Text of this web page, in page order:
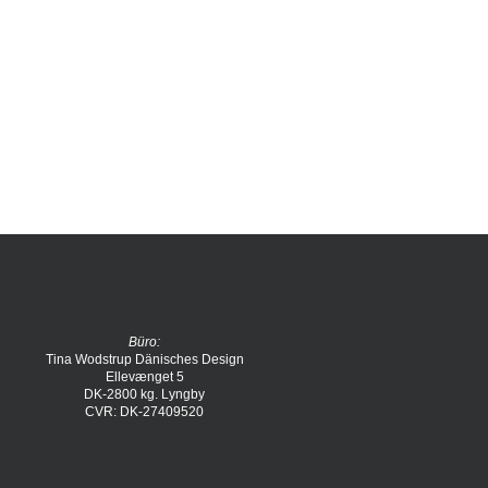
Büro:
Tina Wodstrup Dänisches Design
Ellevænget 5
DK-2800 kg. Lyngby
CVR: DK-27409520